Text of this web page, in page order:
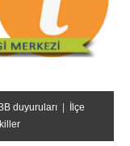
duyuruları | İlçe